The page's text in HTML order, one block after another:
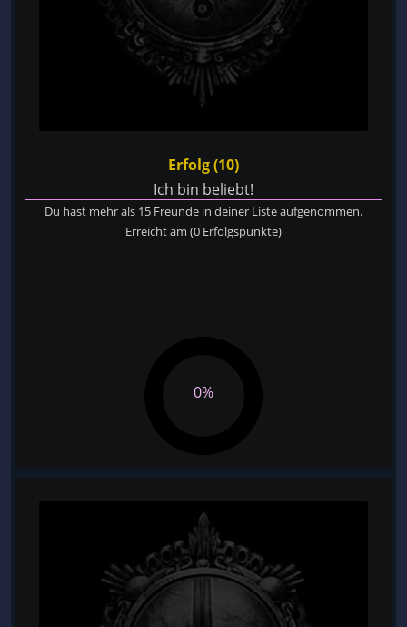
Erfolg (10)
Ich bin beliebt!
Du hast mehr als 15 Freunde in deiner Liste aufgenommen.
Erreicht am (0 Erfolgspunkte)
0%